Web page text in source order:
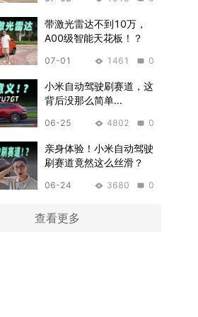
带激光雷达不到10万，
A00级智能天花板！？
07-01 1461 0
小米自动驾驶刷赛道，这
背后没那么简单...
06-25 4802 0
亲身体验！小米自动驾驶
刷赛道竟然这么丝滑？
06-24 3680 0
查看更多